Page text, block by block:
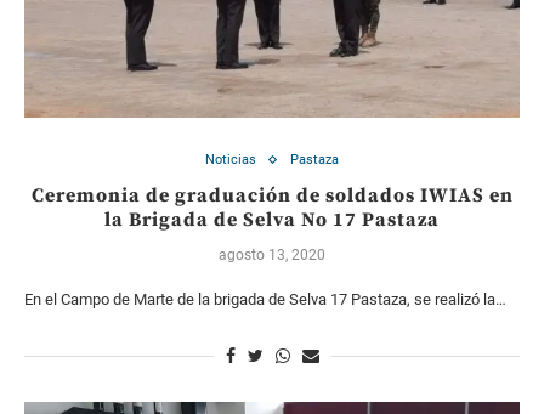
Noticias Pastaza
Ceremonia de graduación de soldados IWIAS en
la Brigada de Selva No 17 Pastaza
agosto 13, 2020
En el Campo de Marte de la brigada de Selva 17 Pastaza, se realizó la…